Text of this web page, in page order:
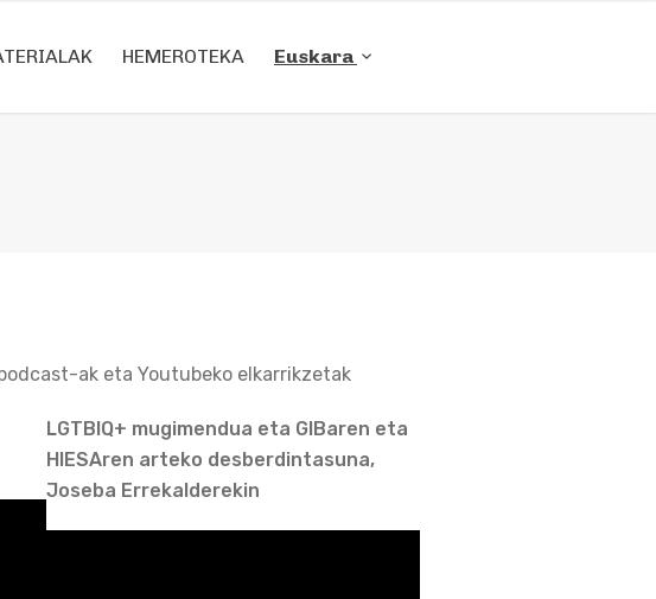
HEMEROTEKA Euskara
ak eta Youtubeko elkarrikzetak
LGTBIQ+ mugimendua eta GIBaren eta
HIESAren arteko desberdintasuna,
Joseba Errekalderekin